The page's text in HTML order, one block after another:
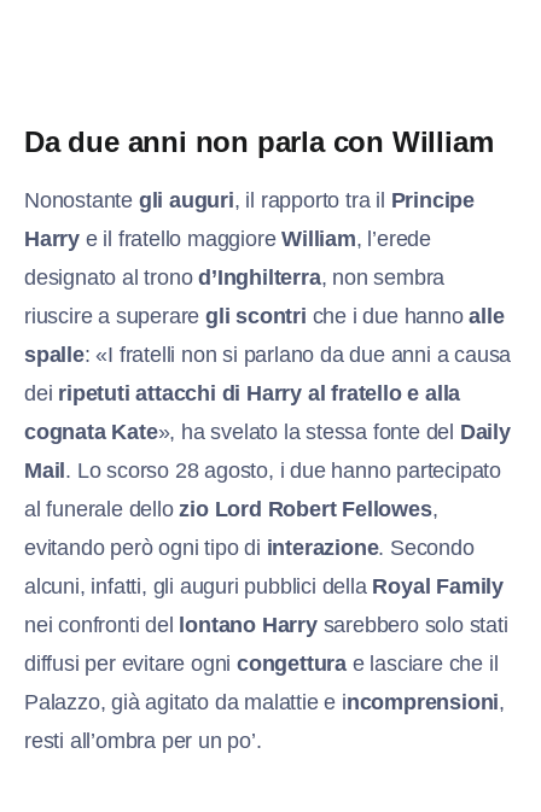
Da due anni non parla con William
Nonostante gli auguri, il rapporto tra il Principe
Harry e il fratello maggioreWilliam, l’erede
designato al tronod’Inghilterra, non sembra
riuscire a superaregli scontri che i due hannoalle
spalle: «I fratelli non si parlano da due anni a causa
dei ripetuti attacchi di Harry al fratello e alla
cognata Kate», ha svelato la stessa fonte del Daily
Mail. Lo scorso 28 agosto, i due hanno partecipato
al funerale dellozio Lord Robert Fellowes,
evitando però ogni tipo di interazione. Secondo
alcuni, infatti, gli auguri pubblici della Royal Family
nei confronti del lontano Harrysarebbero solo stati
diffusi per evitare ognicongettura e lasciare che il
Palazzo, già agitato da malattie e incomprensioni,
resti all’ombra per un po’.